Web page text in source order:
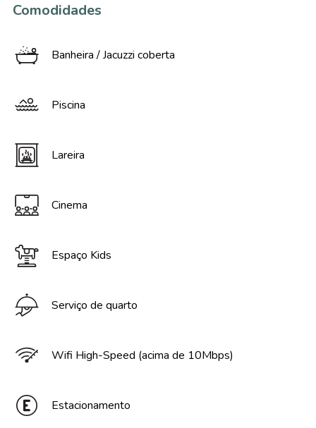
Comodidades
Banheira / Jacuzzi coberta
Piscina
Lareira
Cinema
Espaço Kids
Serviço de quarto
Wifi High-Speed (acima de 10Mbps)
Estacionamento